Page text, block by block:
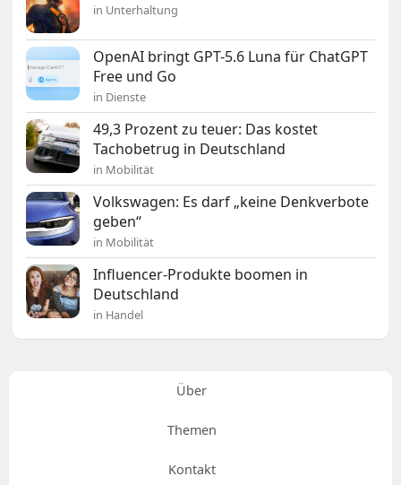
in Unterhaltung
OpenAI bringt GPT-5.6 Luna für ChatGPT
Free und Go
in Dienste
49,3 Prozent zu teuer: Das kostet
Tachobetrug in Deutschland
in Mobilität
Volkswagen: Es darf „keine Denkverbote
geben“
in Mobilität
Influencer-Produkte boomen in
Deutschland
in Handel
Über
Themen
Kontakt